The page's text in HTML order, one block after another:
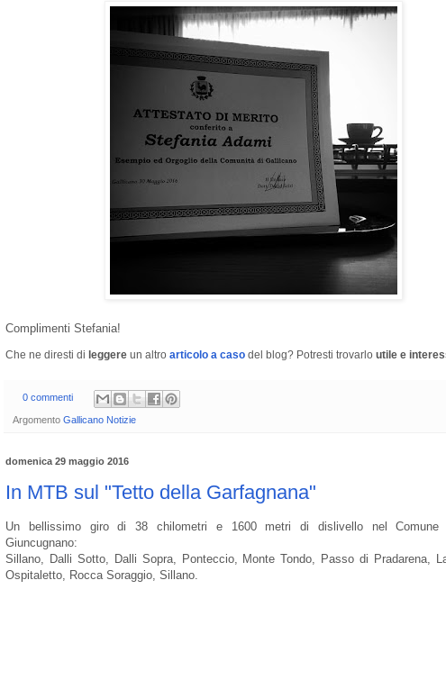
Complimenti Stefania!
Che ne diresti di leggere un altro articolo a caso del blog? Potresti trovarlo utile e
0 commenti
Argomento Gallicano Notizie
domenica 29 maggio 2016
In MTB sul "Tetto della Garfagnana"
Un bellissimo giro di 38 chilometri e 1600 metri di dislivello nel Comune
Giuncugnano:
Sillano, Dalli Sotto, Dalli Sopra, Ponteccio, Monte Tondo, Passo di Pradarena,
Ospitaletto, Rocca Soraggio, Sillano.